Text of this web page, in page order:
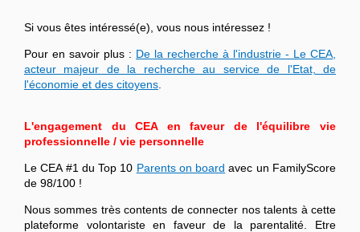
Si vous êtes intéressé(e), vous nous intéressez !
Pour en savoir plus : De la recherche à l'industrie - Le CEA,
acteur majeur de la recherche au service de l'Etat, de
l'économie et des citoyens
L'engagement du CEA en faveur de l'équilibre vie
professionnelle / vie personnelle
Le CEA #1 du Top 10 Parents on board avec un FamilyScore
de 98/100 !
Nous sommes très contents de connecter nos talents à cette
plateforme volontariste en faveur de la parentalité. Etre